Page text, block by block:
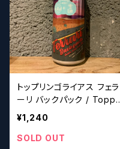
トップリンゴライアス フェラ
ーリ バックパック / Toppli
ng Goliath x Lua Ferrari
Backback 【クラフトビー
ル】
¥1,240
SOLD OUT